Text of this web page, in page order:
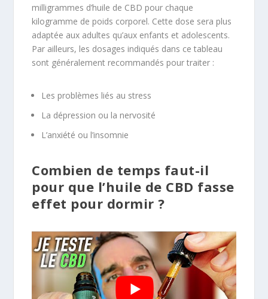
milligrammes d’huile de CBD pour chaque
kilogramme de poids corporel. Cette dose sera plus
adaptée aux adultes qu’aux enfants et adolescents.
Par ailleurs, les dosages indiqués dans ce tableau
sont généralement recommandés pour traiter :
Les problèmes liés au stress
La dépression ou la nervosité
L’anxiété ou l’insomnie
Combien de temps faut-il
pour que l’huile de CBD fasse
effet pour dormir ?